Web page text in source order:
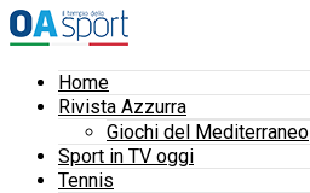
Home
Rivista Azzurra
Giochi del Mediterraneo
Sport in TV oggi
Tennis